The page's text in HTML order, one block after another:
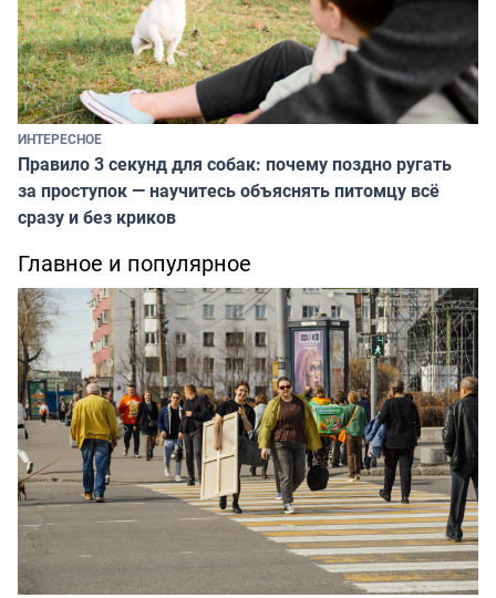
ИНТЕРЕСНОЕ
Правило 3 секунд для собак: почему поздно ругать
за проступок — научитесь объяснять питомцу всё
сразу и без криков
Главное и популярное